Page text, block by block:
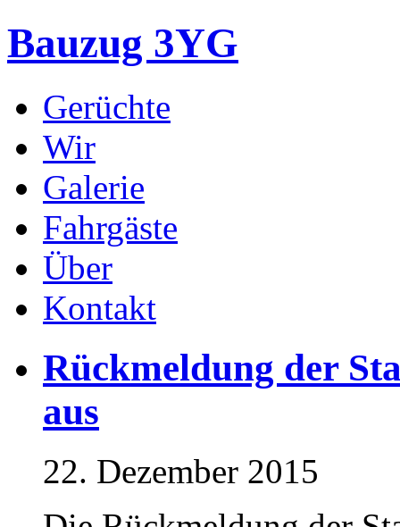
Bauzug 3YG
Gerüchte
Wir
Galerie
Fahrgäste
Über
Kontakt
Rückmeldung der
aus
22. Dezember 2015